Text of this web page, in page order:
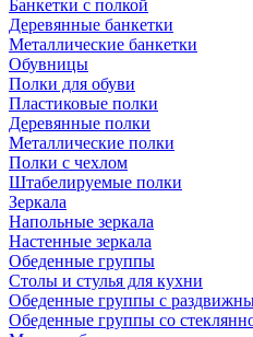
Банкетки с полкой
Деревянные банкетки
Металлические банкетки
Обувницы
Полки для обуви
Пластиковые полки
Деревянные полки
Металлические полки
Полки с чехлом
Штабелируемые полки
Зеркала
Напольные зеркала
Настенные зеркала
Обеденные группы
Столы и стулья для кухни
Обеденные группы с
Обеденные группы со